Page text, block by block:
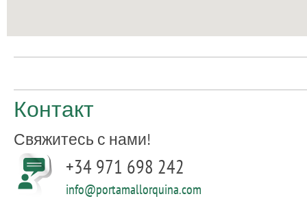
Контакт
Свяжитесь с нами!
+34 971 698 242
info@portamallorquina.com